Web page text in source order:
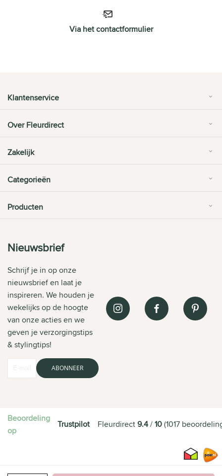
Via het contactformulier
Klantenservice
Over Fleurdirect
Zakelijk
Categorieën
Producten
Nieuwsbrief
Schrijf je in op onze
nieuwsbrief en laat je
inspireren. We houden je
wekelijks op de hoogte
van onze acties en we
geven je verzorgingstips
& stylingtips!
ABONNEER
Beoordeling
op
Trustpilot Fleurdirect9.4/10(1017